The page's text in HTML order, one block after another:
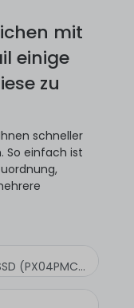
mit
einige
zu
schneller
So einfach ist